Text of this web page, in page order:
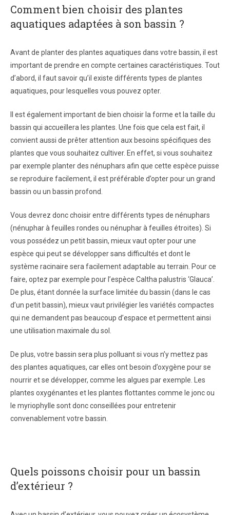
Comment bien choisir des plantes
aquatiques adaptées à son bassin ?
Avant de planter des plantes aquatiques dans votre bassin, il est
important de prendre en compte certaines caractéristiques. Tout
d’abord, il faut savoir qu’il existe différents types de plantes
aquatiques, pour lesquelles vous pouvez opter.
Il est également important de bien choisir la forme et la taille du
bassin qui accueillera les plantes. Une fois que cela est fait, il
convient aussi de prêter attention aux besoins spécifiques des
plantes que vous souhaitez cultiver. En effet, si vous souhaitez
par exemple planter des nénuphars afin que cette espèce puisse
se reproduire facilement, il est préférable d’opter pour un grand
bassin ou un bassin profond.
Vous devrez donc choisir entre différents types de nénuphars
(nénuphar à feuilles rondes ou nénuphar à feuilles étroites). Si
vous possédez un petit bassin, mieux vaut opter pour une
espèce qui peut se développer sans difficultés et dont le
système racinaire sera facilement adaptable au terrain. Pour ce
faire, optez par exemple pour l’espèce Caltha palustris ‘Glauca’.
De plus, étant donnée la surface limitée du bassin (dans le cas
d’un petit bassin), mieux vaut privilégier les variétés compactes
qui ne demandent pas beaucoup d’espace et permettent ainsi
une utilisation maximale du sol.
De plus, votre bassin sera plus polluant si vous n’y mettez pas
des plantes aquatiques, car elles ont besoin d’oxygène pour se
nourrir et se développer, comme les algues par exemple. Les
plantes oxygénantes et les plantes flottantes comme le jonc ou
le myriophylle sont donc conseillées pour entretenir
convenablement votre bassin.
Quels poissons choisir pour un bassin
d’extérieur ?